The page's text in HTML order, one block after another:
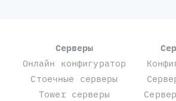
Серверы
Онлайн конфигуратор
Стоечные серверы
Tower серверы